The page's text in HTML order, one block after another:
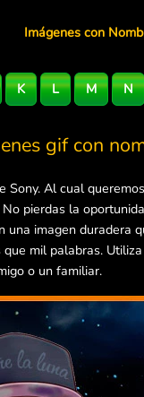
Imágenes con
K L M N
gif con
Sony. Al cual
pierdas la
imagen duradera
mil palabras.
o un familiar.